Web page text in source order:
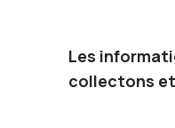
Les
collectons